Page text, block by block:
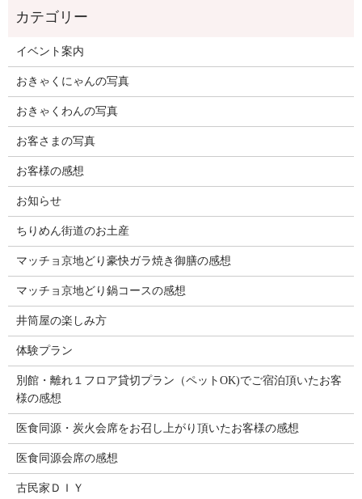
イベント案内
おきゃくにゃんの写真
おきゃくわんの写真
お客さまの写真
お客様の感想
お知らせ
ちりめん街道のお土産
マッチョ京地どり豪快ガラ焼き御膳の感想
マッチョ京地どり鍋コースの感想
井筒屋の楽しみ方
体験プラン
別館・離れ１フロア貸切プラン（ペットOK)でご宿泊頂いたお客
様の感想
医食同源・炭火会席をお召し上がり頂いたお客様の感想
医食同源会席の感想
古民家ＤＩＹ